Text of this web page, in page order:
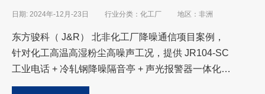
日期: 2024年-12月-23日 行业分类：化工厂 地区：非洲
东方骏科（ J&R） 北非化工厂降噪通信项目案例，
针对化工高温高湿粉尘高噪声工况，提供 JR104-SC
工业电话 + 冷轧钢降噪隔音亭 + 声光报警器一体化方
案，实现嘈杂厂区清晰通话，工业防腐耐用、